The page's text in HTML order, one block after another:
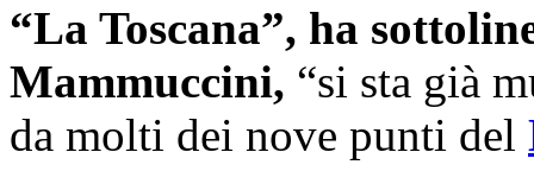
“La Toscana”, ha
Mammuccini, “si sta già
da molti dei nove punti del